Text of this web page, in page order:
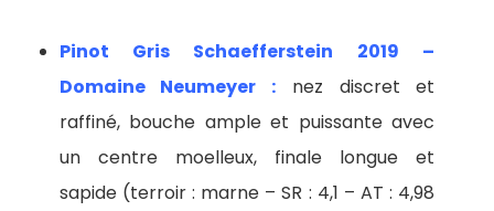
Pinot Gris Schaefferstein 2019 –
Domaine Neumeyer : nez discret et
raffiné, bouche ample et puissante avec
un centre moelleux, finale longue et
sapide (terroir : marne – SR : 4,1 – AT : 4,98